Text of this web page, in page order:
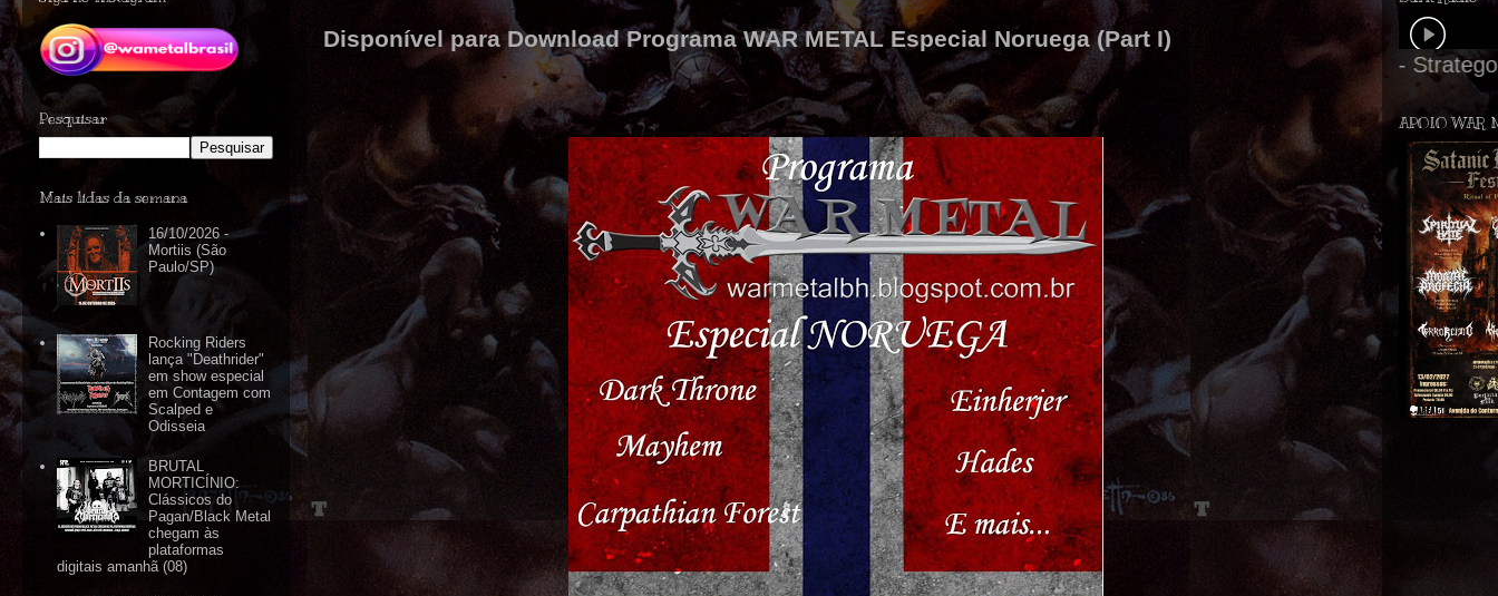
Disponível para Download Programa WAR METAL Especial Noruega (Part I)
Pesquisar
Mais lidas da semana
16/10/2026 -
Mortiis (São
Paulo/SP)
Rocking Riders
lança "Deathrider"
em show especial
em Contagem com
Scalped e
Odisseia
BRUTAL
MORTICÍNIO:
Clássicos do
Pagan/Black Metal
chegam às
plataformas
digitais amanhã (08)
APOIO WAR